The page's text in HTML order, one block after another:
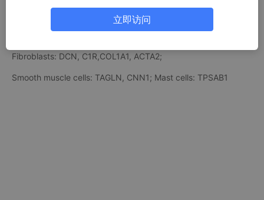
B cells and plasma cells: CD79A/B, JCHAIN, IGKC,IGHG3;
Fibroblasts: DCN, C1R,COL1A1, ACTA2;
Smooth muscle cells: TAGLN, CNN1; Mast cells: TPSAB1
立即访问